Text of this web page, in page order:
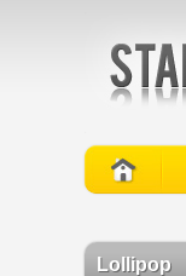
Lollipop